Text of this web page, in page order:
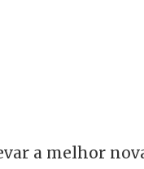
a melhor